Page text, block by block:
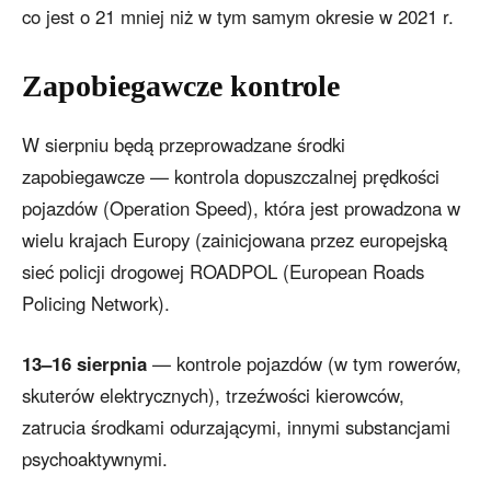
co jest o 21 mniej niż w tym samym okresie w 2021 r.
Zapobiegawcze kontrole
W sierpniu będą przeprowadzane środki
zapobiegawcze — kontrola dopuszczalnej prędkości
pojazdów (Operation Speed), która jest prowadzona w
wielu krajach Europy (zainicjowana przez europejską
sieć policji drogowej ROADPOL (European Roads
Policing Network).
13–16 sierpnia — kontrole pojazdów (w tym rowerów,
skuterów elektrycznych), trzeźwości kierowców,
zatrucia środkami odurzającymi, innymi substancjami
psychoaktywnymi.